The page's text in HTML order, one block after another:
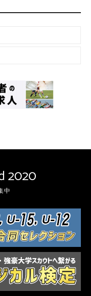
2020
中